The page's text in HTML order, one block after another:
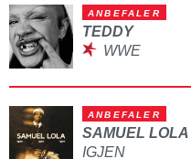
ANBEFALER
TEDDY
WWE
ANBEFALER
SAMUEL LOLA
IGJEN